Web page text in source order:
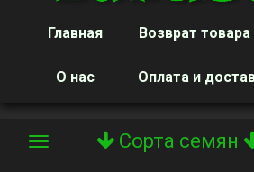
Главная Возврат товара
О нас Оплата и
Сорта семян
Toggle